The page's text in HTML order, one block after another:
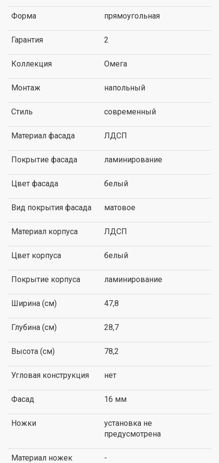
Форма прямоугольная
Гарантия 2
Коллекция Омега
Монтаж напольный
Стиль современный
Материал фасада ЛДСП
Покрытие фасада ламинирование
Цвет фасада белый
Вид покрытия фасада матовое
Материал корпуса ЛДСП
Цвет корпуса белый
Покрытие корпуса ламинирование
Ширина (см) 47,8
Глубина (см) 28,7
Высота (см) 78,2
Угловая конструкция нет
Фасад 16 мм
Ножки
установка не
предусмотрена
Материал ножек -